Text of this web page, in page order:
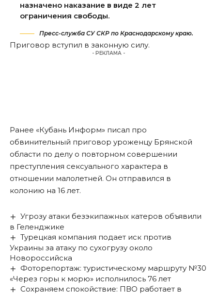
назначено наказание в виде 2 лет
ограничения свободы.
Пресс-служба СУ СКР по Краснодарскому краю.
Приговор вступил в законную силу.
- РЕКЛАМА -
Ранее «Кубань Информ» писал про
обвинительный приговор уроженцу Брянской
области по делу о повторном совершении
преступления сексуального характера в
отношении малолетней. Он отправился в
колонию на 16 лет.
Угрозу атаки безэкипажных катеров объявили
в Геленджике
Турецкая компания подает иск против
Украины за атаку по сухогрузу около
Новороссийска
Фоторепортаж: туристическому маршруту №30
«Через горы к морю» исполнилось 76 лет
Сохраняем спокойствие: ПВО работает в